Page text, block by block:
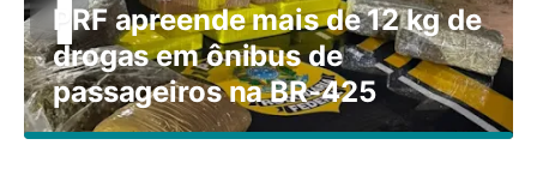
PRF apreende mais de 12 kg de
drogas em ônibus de
passageiros na BR-425